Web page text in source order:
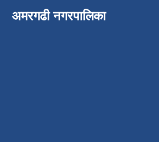
अमरगढी नगरपालिका